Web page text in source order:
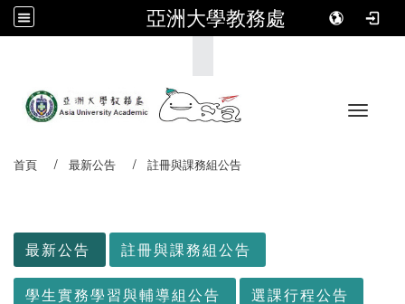
亞洲大學教務處
Toggle
首頁 最新公告 註冊與課務組公告
最新公告 註冊與課務組公告
學生實務學習與輔導組公告 選課行程公告